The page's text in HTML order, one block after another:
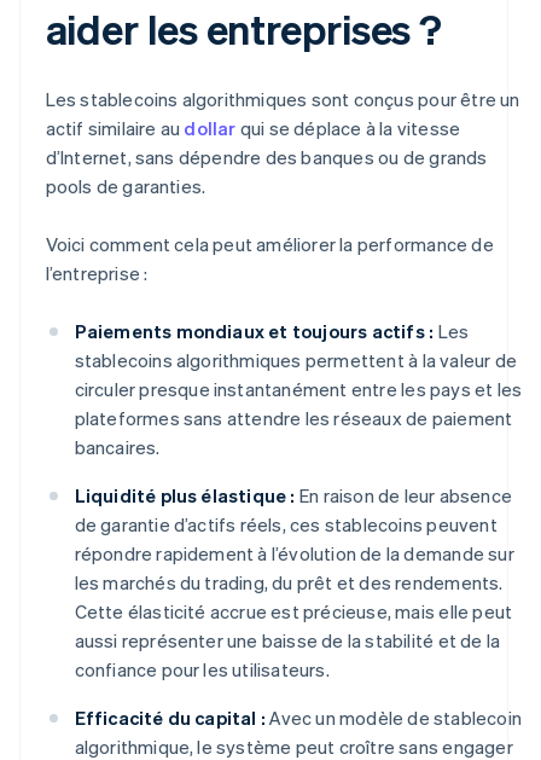
aider les entreprises ?
Les stablecoins algorithmiques sont conçus pour être un
actif similaire au dollar qui se déplace à la vitesse
d’Internet, sans dépendre des banques ou de grands
pools de garanties.
Voici comment cela peut améliorer la performance de
l’entreprise :
Paiements mondiaux et toujours actifs : Les
stablecoins algorithmiques permettent à la valeur de
circuler presque instantanément entre les pays et les
plateformes sans attendre les réseaux de paiement
bancaires.
Liquidité plus élastique : En raison de leur absence
de garantie d’actifs réels, ces stablecoins peuvent
répondre rapidement à l’évolution de la demande sur
les marchés du trading, du prêt et des rendements.
Cette élasticité accrue est précieuse, mais elle peut
aussi représenter une baisse de la stabilité et de la
confiance pour les utilisateurs.
Efficacité du capital : Avec un modèle de stablecoin
algorithmique, le système peut croître sans engager